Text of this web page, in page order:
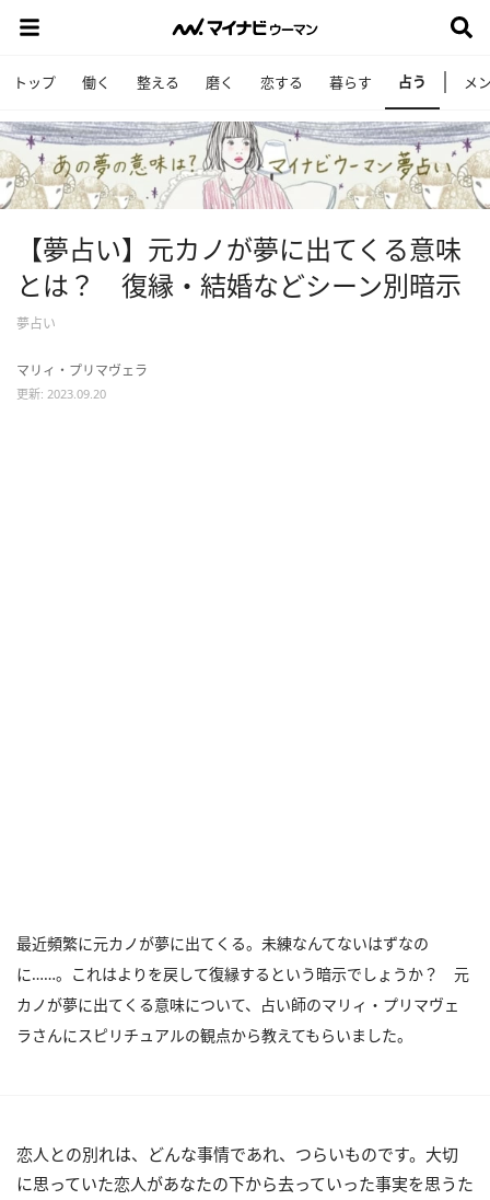
トップ 働く 整える 磨く 恋する 暮らす 占う メ
【夢占い】元カノが夢に出てくる意味
とは？ 復縁・結婚などシーン別暗示
夢占い
マリィ・プリマヴェラ
更新: 2023.09.20
最近頻繁に元カノが夢に出てくる。未練なんてないはずなの
に……。これはよりを戻して復縁するという暗示でしょうか？ 元
カノが夢に出てくる意味について、占い師のマリィ・プリマヴェ
ラさんにスピリチュアルの観点から教えてもらいました。
恋人との別れは、どんな事情であれ、つらいものです。大切
に思っていた恋人があなたの下から去っていった事実を思うた